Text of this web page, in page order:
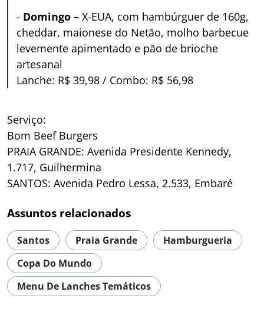
- Domingo – X-EUA, com hambúrguer de 160g,
cheddar, maionese do Netão, molho barbecue
levemente apimentado e pão de brioche
artesanal
Lanche: R$ 39,98 / Combo: R$ 56,98
Serviço:
Bom Beef Burgers
PRAIA GRANDE: Avenida Presidente Kennedy,
1.717, Guilhermina
SANTOS: Avenida Pedro Lessa, 2.533, Embaré
Assuntos relacionados
Santos Praia Grande
Hamburgueria
Copa Do Mundo
Menu De Lanches Temáticos